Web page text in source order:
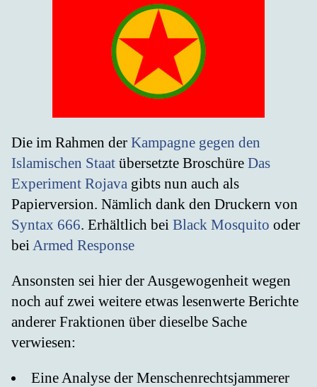
Die im Rahmen der Kampagne gegen den
Islamischen Staat übersetzte Broschüre Das
Experiment Rojava gibts nun auch als
Papierversion. Nämlich dank den Druckern von
Syntax 666. Erhältlich bei Black Mosquito oder
bei Armed Response
Ansonsten sei hier der Ausgewogenheit wegen
noch auf zwei weitere etwas lesenwerte Berichte
anderer Fraktionen über dieselbe Sache
verwiesen:
Eine Analyse der Menschenrechtsjammerer